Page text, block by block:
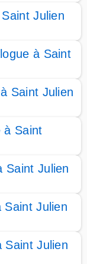
Julien
à Saint
Saint Julien
à Saint
Saint Julien
Saint Julien
Saint Julien